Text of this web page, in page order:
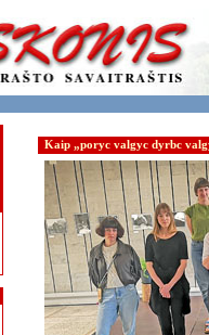
Kaip „poryc valgyc dyrbc